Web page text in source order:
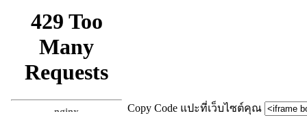
Copy Code แปะที่เว็บไซต์คุณ